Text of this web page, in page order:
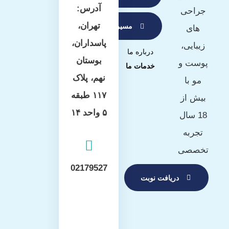
جراحی
های
زیبایی،
پوست و
مو با
بیش از
18 سال
تجربه
تخصصی
دریافت نوبت
مسیریابی با waze
درباره ما
خدمات ما
آدرس:
تهران،
پاسداران،
بوستان
نهم، پلاک
۱۱۷ طبقه
۵ واحد ۱۴
02179527